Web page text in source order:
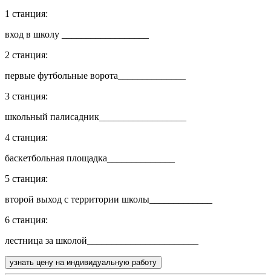
1 станция:
вход в школу __________________
2 станция:
первые футбольные ворота______________
3 станция:
школьный палисадник__________________
4 станция:
баскетбольная площадка______________
5 станция:
второй выход с территории школы_____________
6 станция:
лестница за школой_______________________
узнать цену на индивидуальную работу